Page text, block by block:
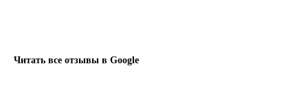
Читать все отзывы в Google